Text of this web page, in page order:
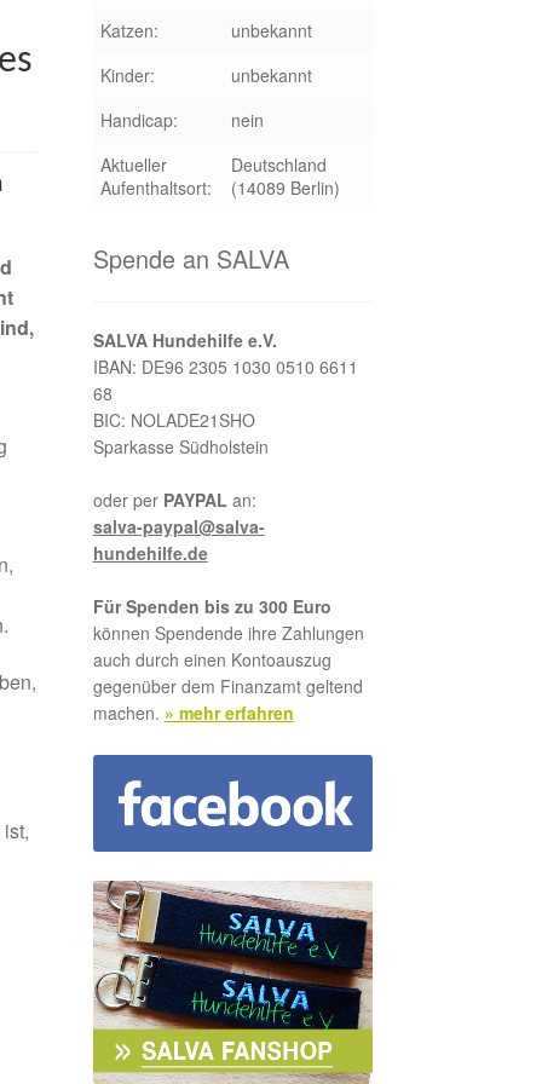
Katzen:
unbekannt
Kinder:
unbekannt
Handicap:
nein
Aktueller
Aufenthaltsort:
Deutschland
(14089 Berlin)
Spende an SALVA
SALVA Hundehilfe e.V.
IBAN: DE96 2305 1030 0510 6611
68
BIC: NOLADE21SHO
Sparkasse Südholstein
oder per PAYPAL an:
salva-paypal@salva-
hundehilfe.de
Für Spenden bis zu 300 Euro
können Spendende ihre Zahlungen
auch durch einen Kontoauszug
gegenüber dem Finanzamt geltend
machen. » mehr erfahren